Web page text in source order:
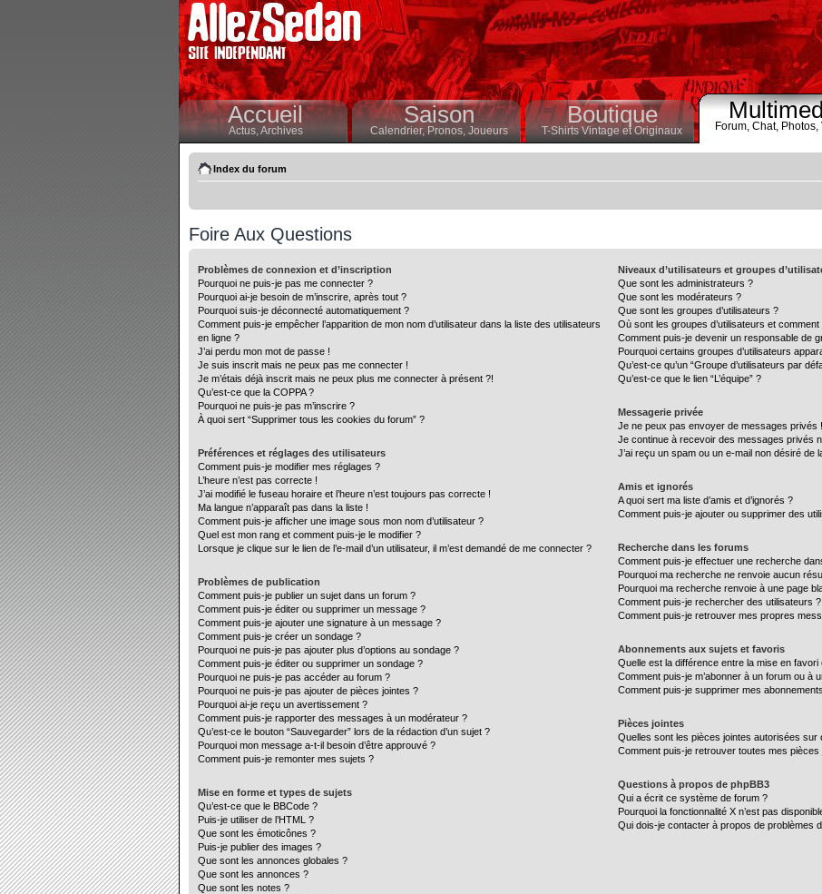
Accueil
Actus,Archives
Saison
Calendrier,Pronos, Joueurs
Boutique
T-Shirts Vintage et Originaux Forum, Chat, Photos,
Index du forum
Foire Aux Questions
Problèmes de connexion et d’inscription
Pourquoi ne puis-je pas me connecter ?
Pourquoi ai-je besoin de m’inscrire, après tout ?
Pourquoi suis-je déconnecté automatiquement ?
Comment puis-je empêcher l’apparition de mon nom d’utilisateur dans la liste des utilisateurs
en ligne ?
J’ai perdu mon mot de passe !
Je suis inscrit mais ne peux pas me connecter !
Je m’étais déjà inscrit mais ne peux plus me connecter à présent ?!
Qu’est-ce que la COPPA ?
Pourquoi ne puis-je pas m’inscrire ?
À quoi sert “Supprimer tous les cookies du forum” ?
Préférences et réglages des utilisateurs
Comment puis-je modifier mes réglages ?
L’heure n’est pas correcte !
J’ai modifié le fuseau horaire et l’heure n’est toujours pas correcte !
Ma langue n’apparaît pas dans la liste !
Comment puis-je afficher une image sous mon nom d’utilisateur ?
Quel est mon rang et comment puis-je le modifier ?
Lorsque je clique sur le lien de l’e-mail d’un utilisateur, il m’est demandé de me connecter ?
Problèmes de publication
Comment puis-je publier un sujet dans un forum ?
Comment puis-je éditer ou supprimer un message ?
Comment puis-je ajouter une signature à un message ?
Comment puis-je créer un sondage ?
Pourquoi ne puis-je pas ajouter plus d’options au sondage ?
Comment puis-je éditer ou supprimer un sondage ?
Pourquoi ne puis-je pas accéder au forum ?
Pourquoi ne puis-je pas ajouter de pièces jointes ?
Pourquoi ai-je reçu un avertissement ?
Comment puis-je rapporter des messages à un modérateur ?
Qu’est-ce le bouton “Sauvegarder” lors de la rédaction d’un sujet ?
Pourquoi mon message a-t-il besoin d’être approuvé ?
Comment puis-je remonter mes sujets ?
Mise en forme et types de sujets
Qu’est-ce que le BBCode ?
Puis-je utiliser de l’HTML ?
Que sont les émoticônes ?
Puis-je publier des images ?
Que sont les annonces globales ?
Que sont les annonces ?
Que sont les notes ?
Niveaux d’utilisateurs et groupes
Que sont les administrateurs ?
Que sont les modérateurs ?
Que sont les groupes d’utilisateurs ?
Où sont les groupes d’utilisateurs et
Comment puis-je devenir un responsable de
Pourquoi certains groupes d’utilisateurs
Qu’est-ce qu’un “Groupe d’utilisateurs par
Qu’est-ce que le lien “L’équipe” ?
Messagerie privée
Je ne peux pas envoyer de messages privés !
Je continue à recevoir des messages privés
J’ai reçu un spam ou un e-mail non désiré de
Amis et ignorés
A quoi sert ma liste d’amis et d’ignorés ?
Comment puis-je ajouter ou supprimer des
Recherche dans les forums
Comment puis-je effectuer une recherche
Pourquoi ma recherche ne renvoie aucun
Pourquoi ma recherche renvoie à une page
Comment puis-je rechercher des utilisateurs ?
Comment puis-je retrouver mes propres
Abonnements aux sujets et favoris
Quelle est la différence entre la mise en favori
Comment puis-je m’abonner à un forum ou à
Comment puis-je supprimer mes
Pièces jointes
Quelles sont les pièces jointes autorisées sur
Comment puis-je retrouver toutes mes pièces
Questions à propos de phpBB3
Qui a écrit ce système de forum ?
Pourquoi la fonctionnalité X n’est pas
Qui dois-je contacter à propos de problèmes